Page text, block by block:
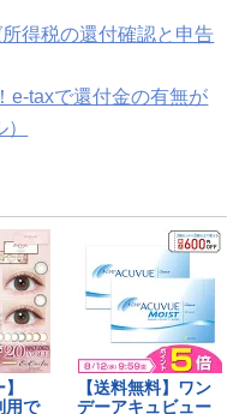
得税の還付確認と申告
e-taxで還付金の有無が